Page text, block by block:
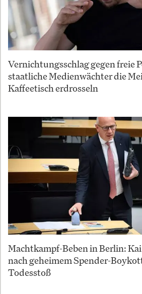
Vernichtungsschlag gegen freie
staatliche Medienwächter die
Kaffeetisch erdrosseln
Machtkampf-Beben in Berlin:
nach geheimem Spender-
Todesstoß